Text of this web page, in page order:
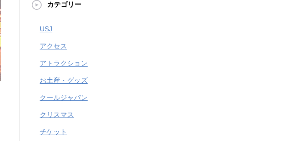
カテゴリー
USJ
アクセス
アトラクション
お土産・グッズ
クールジャパン
クリスマス
チケット